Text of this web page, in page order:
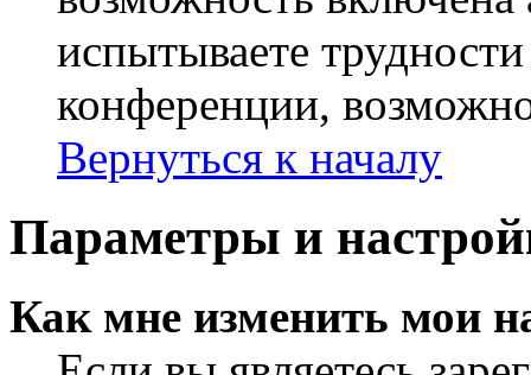
испытываете
конференции,
Вернуться к началу
Параметры и
Как мне изменить мои